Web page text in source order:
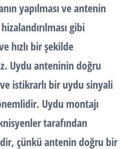
yapılması ve antenin
gibi
hızlı bir şekilde
Uydu anteninin doğru
istikrarlı bir uydu sinyali
Uydu montajı
tarafından
çünkü antenin doğru bir